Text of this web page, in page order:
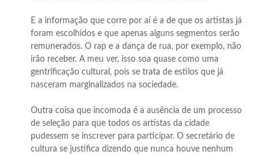
E a informação que corre por aí é a de que os artistas já
foram escolhidos e que apenas alguns segmentos serão
remunerados. O rap e a dança de rua, por exemplo, não
irão receber. A meu ver, isso soa quase como uma
gentrificação cultural, pois se trata de estilos que já
nasceram marginalizados na sociedade.
Outra coisa que incomoda é a ausência de um processo
de seleção para que todos os artistas da cidade
pudessem se inscrever para participar. O secretário de
cultura se justifica dizendo que nunca houve nenhum